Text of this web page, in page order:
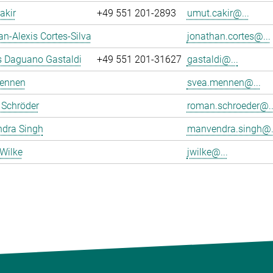
+49 551 201-2893
umut.cakir@...
Alexis Cortes-Silva
jonathan.cortes@...
Daguano Gastaldi
+49 551 201-31627 gastaldi@...
svea.mennen@...
Singh
jwilke@...